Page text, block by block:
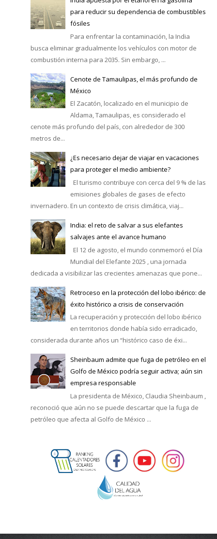
para reducir su dependencia de combustibles
fósiles
Para enfrentar la contaminación, la India
busca eliminar gradualmente los vehículos con motor de
combustión interna para 2035. Sin embargo, ...
Cenote de Tamaulipas, el más profundo de
México
El Zacatón, localizado en el municipio de
Aldama, Tamaulipas, es considerado el
cenote más profundo del país, con alrededor de 300
metros de...
¿Es necesario dejar de viajar en vacaciones
para proteger el medio ambiente?
El turismo contribuye con cerca del 9 % de las
emisiones globales de gases de efecto
invernadero. En un contexto de crisis climática, viaj...
India: el reto de salvar a sus elefantes
salvajes ante el avance humano
El 12 de agosto, el mundo conmemoró el Día
Mundial del Elefante 2025 , una jornada
dedicada a visibilizar las crecientes amenazas que pone...
Retroceso en la protección del lobo ibérico: de
éxito histórico a crisis de conservación
La recuperación y protección del lobo ibérico
en territorios donde había sido erradicado,
considerada durante años un “histórico caso de éxi...
Sheinbaum admite que fuga de petróleo en el
Golfo de México podría seguir activa; aún sin
empresa responsable
La presidenta de México, Claudia Sheinbaum ,
reconoció que aún no se puede descartar que la fuga de
petróleo que afecta al Golfo de México ...